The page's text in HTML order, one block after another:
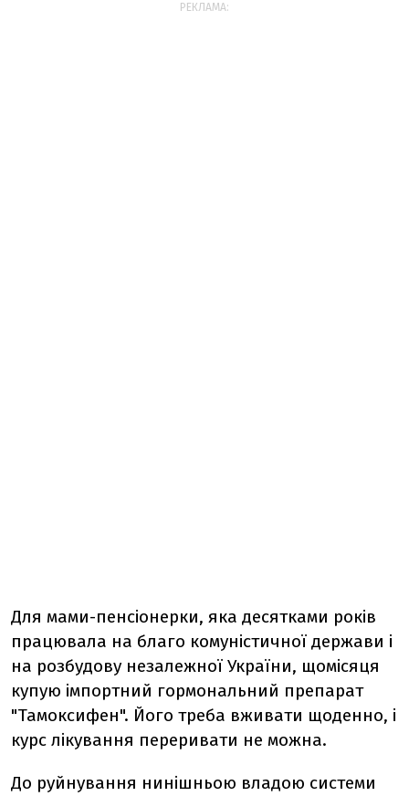
РЕКЛАМА:
Для мами-пенсіонерки, яка десятками років
працювала на благо комуністичної держави і
на розбудову незалежної України, щомісяця
купую імпортний гормональний препарат
"Тамоксифен". Його треба вживати щоденно, і
курс лікування переривати не можна.
До руйнування нинішньою владою системи